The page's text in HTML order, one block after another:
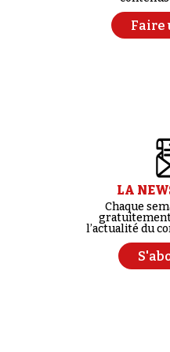
Faire
LA
Chaque
gratuitement
l’actualité du